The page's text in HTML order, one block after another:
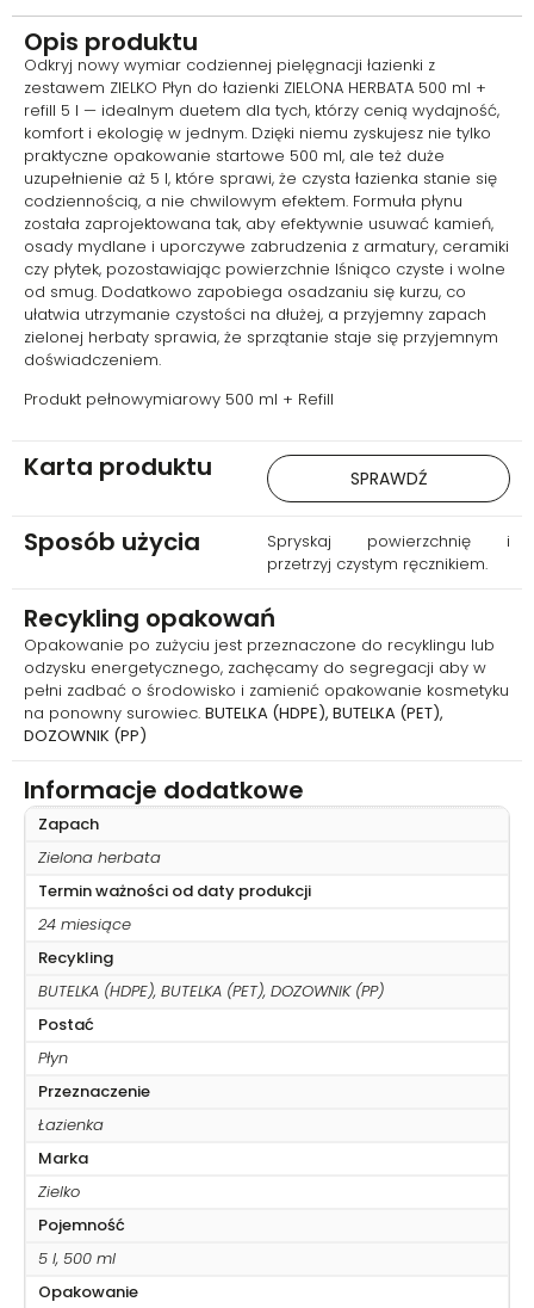
Opakowanie 500 ml z
wygodnym atomizerem
sprawdzi się w bieżącym
użytkowaniu, a refill 5 l pozwala
na wielokrotne uzupełnianie
butelki. To rozwiązanie
ekonomiczne i praktyczne,
szczególnie w domach, gdzie
łazienka sprzątana jest
regularnie. Większa pojemność
oznacza rzadsze zakupy i
większy komfort użytkowania.
Dzięki temu zawsze masz zapas
skutecznego środka pod ręką.
Opis produktu
Odkryj nowy wymiar codziennej pielęgnacji łazienki z
zestawem ZIELKO Płyn do łazienki ZIELONA HERBATA 500 ml +
refill 5 l — idealnym duetem dla tych, którzy cenią wydajność,
komfort i ekologię w jednym. Dzięki niemu zyskujesz nie tylko
praktyczne opakowanie startowe 500 ml, ale też duże
uzupełnienie aż 5 l, które sprawi, że czysta łazienka stanie się
codziennością, a nie chwilowym efektem. Formuła płynu
została zaprojektowana tak, aby efektywnie usuwać kamień,
osady mydlane i uporczywe zabrudzenia z armatury, ceramiki
czy płytek, pozostawiając powierzchnie lśniąco czyste i wolne
od smug. Dodatkowo zapobiega osadzaniu się kurzu, co
ułatwia utrzymanie czystości na dłużej, a przyjemny zapach
zielonej herbaty sprawia, że sprzątanie staje się przyjemnym
doświadczeniem.
Produkt pełnowymiarowy 500 ml + Refill
Karta produktu SPRAWDŹ
Sposób użycia
Spryskaj powierzchnię i
przetrzyj czystym ręcznikiem.
Recykling opakowań
Opakowanie po zużyciu jest przeznaczone do recyklingu lub
odzysku energetycznego, zachęcamy do segregacji aby w
pełni zadbać o środowisko i zamienić opakowanie kosmetyku
na ponowny surowiec. BUTELKA (HDPE), BUTELKA (PET),
DOZOWNIK (PP)
Informacje dodatkowe
Zapach
Zielona herbata
Termin ważności od daty produkcji
24 miesiące
Recykling
BUTELKA (HDPE), BUTELKA (PET), DOZOWNIK (PP)
Postać
Płyn
Przeznaczenie
Łazienka
Marka
Zielko
Pojemność
5 l, 500 ml
Opakowanie